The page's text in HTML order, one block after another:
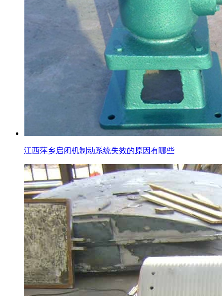
江西萍乡启闭机制动系统失效的原因有哪些